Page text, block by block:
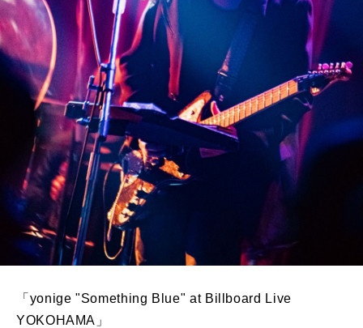
「yonige "Something Blue" at Billboard Live
YOKOHAMA」